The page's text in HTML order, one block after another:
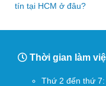
tín tại HCM ở đâu?
Thời gian làm
Thứ 2 đến thứ